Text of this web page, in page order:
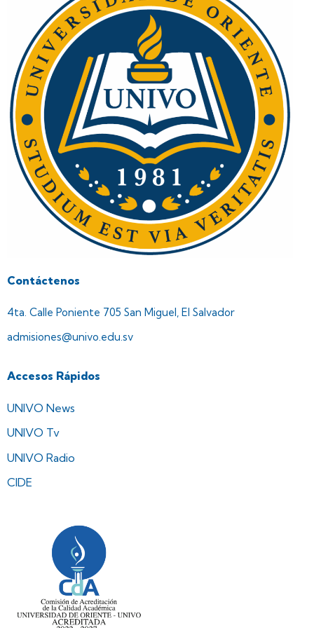
Contáctenos
4ta. Calle Poniente 705 San Miguel, El Salvador
admisiones@univo.edu.sv
Accesos Rápidos
UNIVO News
UNIVO Tv
UNIVO Radio
CIDE